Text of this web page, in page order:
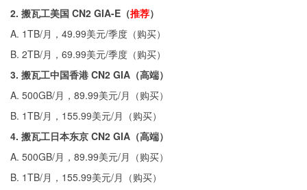
2. 搬瓦工美国 CN2 GIA-E（推荐）
A. 1TB/月，49.99美元/季度（购买）
B. 2TB/月，69.99美元/季度（购买）
3. 搬瓦工中国香港 CN2 GIA（高端）
A. 500GB/月，89.99美元/月（购买）
B. 1TB/月，155.99美元/月（购买）
4. 搬瓦工日本东京 CN2 GIA（高端）
A. 500GB/月，89.99美元/月（购买）
B. 1TB/月，155.99美元/月（购买）